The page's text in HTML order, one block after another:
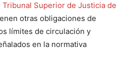
Superior de Justicia de
otras obligaciones de
límites de circulación y
en la normativa